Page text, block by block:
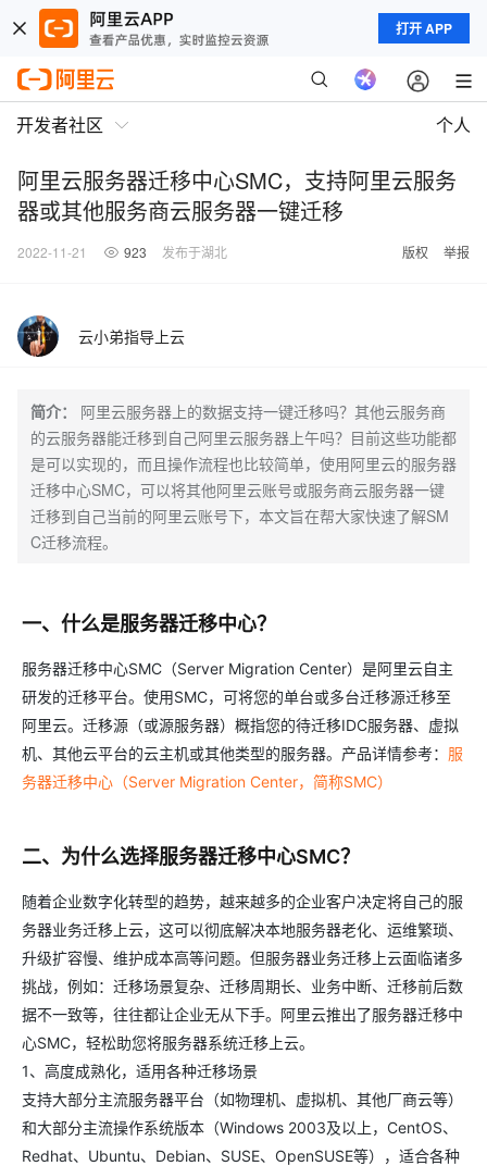
打开 APP
开发者社区 个人
阿里云服务器迁移中心SMC，支持阿里云服务
器或其他服务商云服务器一键迁移
2022-11-21 923 发布于湖北 版权 举报
云小弟指导上云
简介：
阿里云服务器上的数据支持一键迁移吗？其他云服务商
的云服务器能迁移到自己阿里云服务器上午吗？目前这些功能都
是可以实现的，而且操作流程也比较简单，使用阿里云的服务器
迁移中心SMC，可以将其他阿里云账号或服务商云服务器一键
迁移到自己当前的阿里云账号下，本文旨在帮大家快速了解SM
C迁移流程。
一、什么是服务器迁移中心？
服务器迁移中心SMC（Server Migration Center）是阿里云自主
研发的迁移平台。使用SMC，可将您的单台或多台迁移源迁移至
阿里云。迁移源（或源服务器）概指您的待迁移IDC服务器、虚拟
机、其他云平台的云主机或其他类型的服务器。产品详情参考： 服
务器迁移中心（Server Migration Center，简称SMC）
二、为什么选择服务器迁移中心SMC？
随着企业数字化转型的趋势，越来越多的企业客户决定将自己的服
务器业务迁移上云，这可以彻底解决本地服务器老化、运维繁琐、
升级扩容慢、维护成本高等问题。但服务器业务迁移上云面临诸多
挑战，例如：迁移场景复杂、迁移周期长、业务中断、迁移前后数
据不一致等，往往都让企业无从下手。阿里云推出了服务器迁移中
心SMC，轻松助您将服务器系统迁移上云。
1、高度成熟化，适用各种迁移场景
支持大部分主流服务器平台（如物理机、虚拟机、其他厂商云等）
和大部分主流操作系统版本（Windows 2003及以上，CentOS、
Redhat、Ubuntu、Debian、SUSE、OpenSUSE等），适合各种